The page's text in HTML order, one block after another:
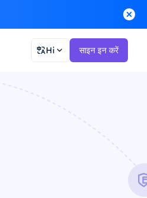
Hi साइन इन करें